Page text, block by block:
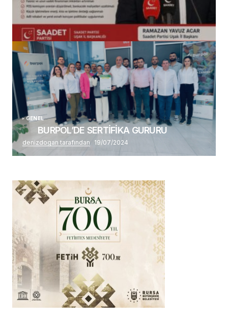
(başlıksız)
Alaattin Karahan tarafından 14/07/2026
GENEL
BURPOL’DE SERTİFİKA GURURU
denizdogan tarafından 19/07/2024